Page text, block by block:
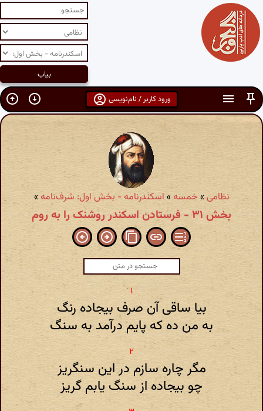
ورود کاربر / نام‌نویسی
نظامی » خمسه » اسکندرنامه - بخش اول: شرف‌نامه»
بخش ۳۱ - فرستادن اسکندر روشنک را به روم
بیا ساقی آن صرف بیجاده رنگ
به من ده که پایم درآمد به سنگ
مگر چاره سازم در این سنگریز
چو بیجاده از سنگ یابم گریز